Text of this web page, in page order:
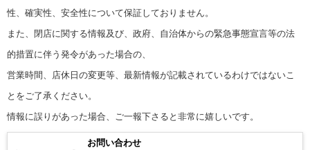
性、確実性、安全性について保証しておりません。
また、閉店に関する情報及び、政府、自治体からの緊急事態宣言等の法
的措置に伴う発令があった場合の、
営業時間、店休日の変更等、最新情報が記載されているわけではないこ
とをご了承ください。
情報に誤りがあった場合、ご一報下さると非常に嬉しいです。
お問い合わせ